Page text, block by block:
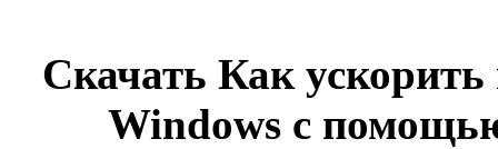
Скачать Как
Windows с